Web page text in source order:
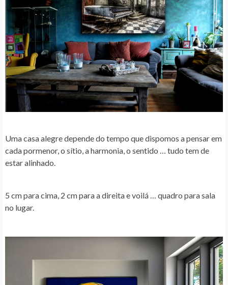
Uma casa alegre depende do tempo que dispomos a pensar em
cada pormenor, o sítio, a harmonia, o sentido … tudo tem de
estar alinhado.
5 cm para cima, 2 cm para a direita e voilá … quadro para sala
no lugar.